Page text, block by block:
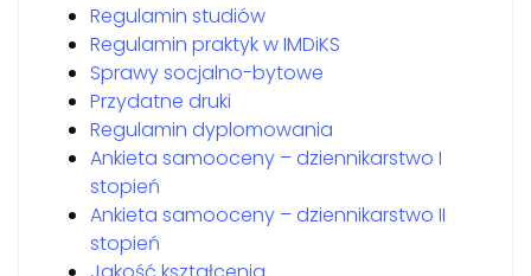
Regulamin studiów
Regulamin praktyk w IMDiKS
Sprawy socjalno-bytowe
Przydatne druki
Regulamin dyplomowania
Ankieta samooceny – dziennikarstwo I
stopień
Ankieta samooceny – dziennikarstwo II
stopień